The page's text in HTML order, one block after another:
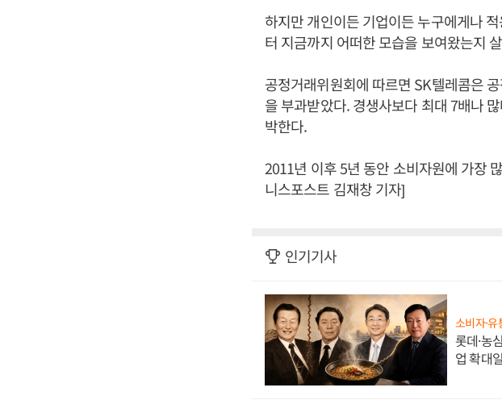
하지만 개인이든 기업이든 누구에게나
터 지금까지 어떠한 모습을 보여왔는지
공정거래위원회에 따르면 SK텔레콤은
을 부과받았다. 경생사보다 최대 7배나
박한다.
2011년 이후 5년 동안 소비자원에 가장
니스포스트 김재창 기자]
인기기사
소비자·유
롯데·농
업 확대